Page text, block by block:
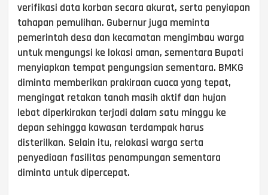
verifikasi data korban secara akurat, serta penyiapan
tahapan pemulihan. Gubernur juga meminta
pemerintah desa dan kecamatan mengimbau warga
untuk mengungsi ke lokasi aman, sementara Bupati
menyiapkan tempat pengungsian sementara. BMKG
diminta memberikan prakiraan cuaca yang tepat,
mengingat retakan tanah masih aktif dan hujan
lebat diperkirakan terjadi dalam satu minggu ke
depan sehingga kawasan terdampak harus
disterilkan. Selain itu, relokasi warga serta
penyediaan fasilitas penampungan sementara
diminta untuk dipercepat.